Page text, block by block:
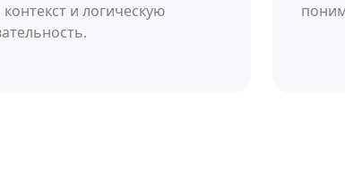
контекст и логическую